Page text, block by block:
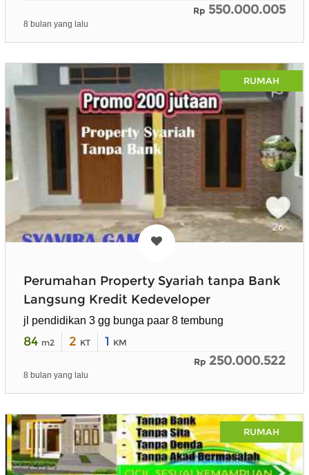
Rp 550.000.005
8 bulan yang lalu
RUMAH
Perumahan Property Syariah tanpa Bank
Langsung Kredit Kedeveloper
jl pendidikan 3 gg bunga paar 8 tembung
84 m2 2 KT 1 KM
Rp 250.000.522
8 bulan yang lalu
RUMAH